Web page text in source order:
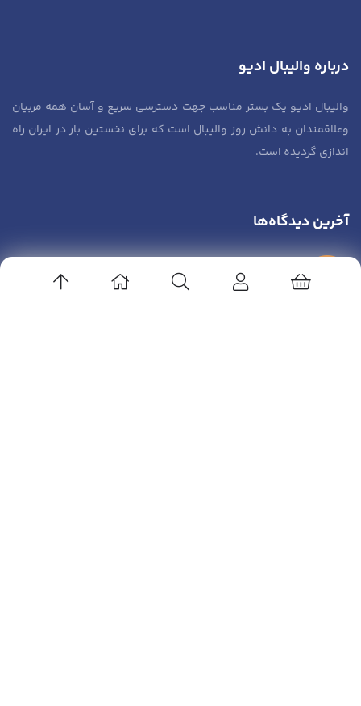
درباره والیبال ادیو
والیبال ادیو یک بستر مناسب جهت دسترسی سریع و آسان همه مربیان
وعلاقمندان به دانش روز والیبال است که برای نخستین بار در ایران راه
اندازی گردیده است.
آخرین دیدگاه‌ها
مدیریت و رهبری آکادمی ها